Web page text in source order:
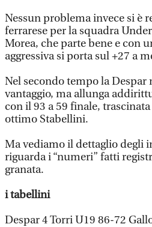
Nessun problema invece si è
ferrarese per la squadra
Morea, che parte bene e con
aggressiva si porta sul +27 a
Nel secondo tempo la Despar
vantaggio, ma allunga
con il 93 a 59 finale,
ottimo Stabellini.
Ma vediamo il dettaglio degli
riguarda i “numeri” fatti
granata.
i tabellini
Despar 4 Torri U19 86-72